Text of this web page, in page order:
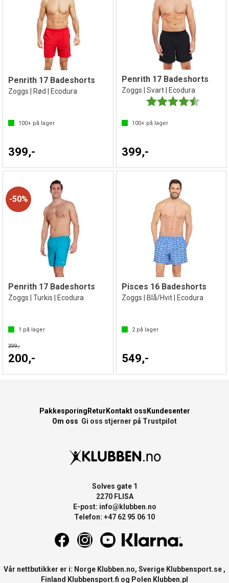
Penrith 17 Badeshorts
Zoggs | Rød | Ecodura
100+ på lager
399,-
Penrith 17 Badeshorts
Zoggs | Svart | Ecodura
Karakter:
100+på lager
399,-
50%
Penrith 17 Badeshorts
Zoggs | Turkis | Ecodura
1 på lager
399,-
200,-
Pisces 16 Badeshorts
Zoggs | Blå/Hvit | Ecodura
2på lager
549,-
Pakkesporing Retur Kontakt oss Kundesenter
Om oss Gi oss stjerner på Trustpilot
Solves gate 1
2270 FLISA
E-post: info@klubben.no
Telefon: +47 62 95 06 10
Vår nettbutikker er i: Norge Klubben.no, Sverige Klubbensport.se ,
Finland Klubbensport.fi og Polen Klubben.pl